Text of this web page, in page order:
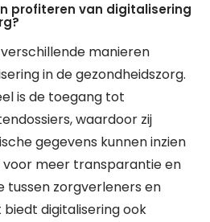
profiteren van digitalisering
manieren
in de gezondheidszorg.
is de toegang tot
waardoor zij
gegevens kunnen inzien
meer transparantie en
zorgverleners en
digitalisering ook